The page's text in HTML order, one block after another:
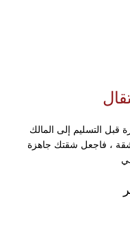
قبل التسليم إلى المالك
شقة ، فاجعل شقتك جاهزة